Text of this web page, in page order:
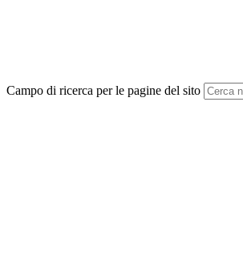
Campo di ricerca per le pagine del sito